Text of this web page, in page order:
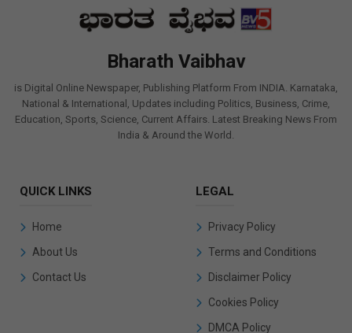
Bharath Vaibhav
is Digital Online Newspaper, Publishing Platform From INDIA. Karnataka,
National & International, Updates including Politics, Business, Crime,
Education, Sports, Science, Current Affairs. Latest Breaking News From
India & Around the World.
QUICK LINKS
Home
About Us
Contact Us
LEGAL
Privacy Policy
Terms and Conditions
Disclaimer Policy
Cookies Policy
DMCA Policy